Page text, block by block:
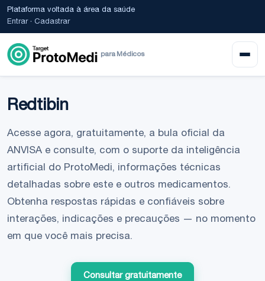
Plataforma voltada à área da saúde
Entrar· Cadastrar
para Médicos
Redtibin
Acesse agora, gratuitamente, a bula oficial da
ANVISA e consulte, com o suporte da inteligência
artificial do ProtoMedi, informações técnicas
detalhadas sobre este e outros medicamentos.
Obtenha respostas rápidas e confiáveis sobre
interações, indicações e precauções — no momento
em que você mais precisa.
Consultar gratuitamente